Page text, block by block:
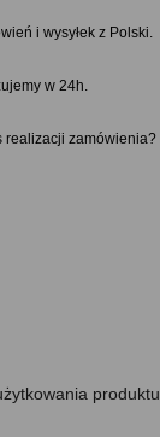
i wysyłek z Polski.
w 24h.
realizacji zamówienia
produktu